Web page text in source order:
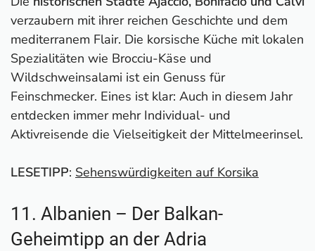
verzaubern mit ihrer reichen Geschichte und dem
mediterranem Flair. Die korsische Küche mit lokalen
Spezialitäten wie Brocciu-Käse und
Wildschweinsalami ist ein Genuss für
Feinschmecker. Eines ist klar: Auch in diesem Jahr
entdecken immer mehr Individual- und
Aktivreisende die Vielseitigkeit der Mittelmeerinsel.
LESETIPP: Sehenswürdigkeiten auf Korsika
11. Albanien – Der Balkan-
Geheimtipp an der Adria